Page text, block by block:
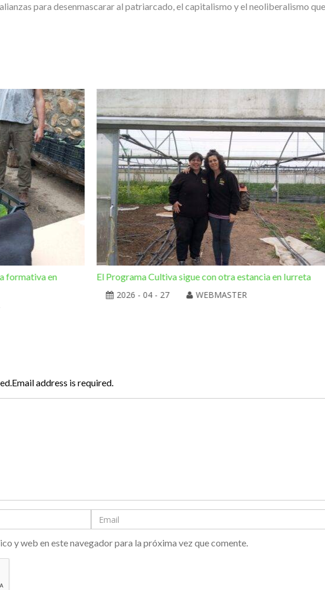
para desenmascarar al patriarcado, el capitalismo y el neoliberalismo
formativa en
El Programa Cultiva sigue con otra estancia en Iurreta
2026 - 04 - 27
WEBMASTER
address is required.
y web en este navegador para la próxima vez que comente.